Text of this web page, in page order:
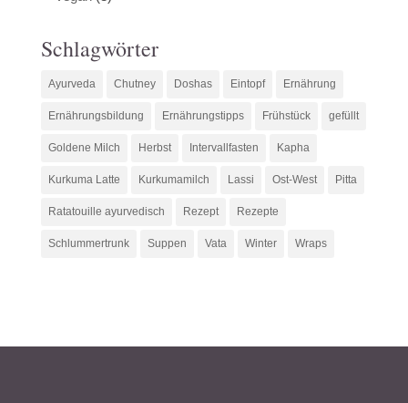
Schlagwörter
Ayurveda Chutney Doshas Eintopf Ernährung
Ernährungsbildung Ernährungstipps Frühstück gefüllt
Goldene Milch Herbst Intervallfasten Kapha
Kurkuma Latte Kurkumamilch Lassi Ost-West Pitta
Ratatouille ayurvedisch Rezept Rezepte
Schlummertrunk Suppen Vata Winter Wraps